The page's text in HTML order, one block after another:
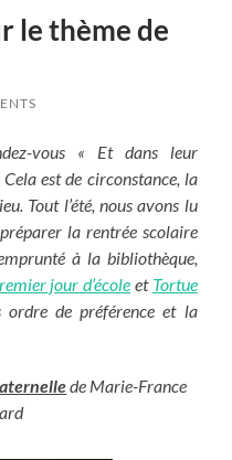
le thème de
vous « Et dans leur
est de circonstance, la
Tout l’été, nous avons lu
la rentrée scolaire
à la bibliothèque,
jour d’école et Tortue
ordre de préférence et la
de Marie-France